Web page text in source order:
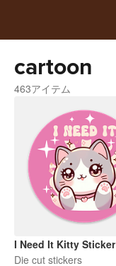
cartoon
463アイテム
I Need It Kitty Sticker
Die cut stickers